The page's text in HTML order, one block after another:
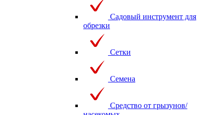
Садовый инструмент для
обрезки
Сетки
Семена
Средство от грызунов/